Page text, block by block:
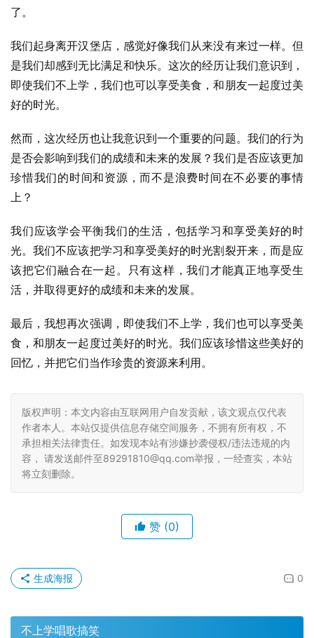
了。
我们起身离开汉堡店，感觉好像我们从来没有来过一样。但
是我们却感到无比满足和快乐。这次的经历让我们意识到，
即使我们不上学，我们也可以享受美食，和朋友一起度过美
好的时光。
然而，这次经历也让我意识到一个重要的问题。我们的行为
是否会影响到我们的成绩和未来的发展？我们是否应该更加
珍惜我们的时间和资源，而不是浪费时间在不必要的事情
上？
我们应该学会平衡我们的生活，包括学习和享受美好的时
光。我们不应该把学习和享受美好的时光割裂开来，而是应
该把它们融合在一起。只有这样，我们才能真正地享受生
活，并取得更好的成绩和未来的发展。
最后，我想再次强调，即使我们不上学，我们也可以享受美
食，和朋友一起度过美好的时光。我们应该珍惜这些美好的
回忆，并把它们当作珍贵的资源来利用。
版权声明：本文内容由互联网用户自发贡献，该文观点仅代表
作者本人。本站仅提供信息存储空间服务，不拥有所有权，不
承担相关法律责任。如发现本站有涉嫌抄袭侵权/违法违规的内
容， 请发送邮件至89291810@qq.com举报，一经查实，本站
将立刻删除。
赞 (0)
0
生成海报
不上学唱歌搞笑